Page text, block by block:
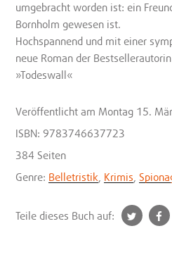
umgebracht worden ist: ein
Bornholm gewesen ist.
Hochspannend und mit einer
neue Roman der
»Todeswall«
Veröffentlicht am Montag 15.
ISBN: 9783746637723
384 Seiten
Genre: Belletristik Krimis
Teile dieses Buch auf:
t